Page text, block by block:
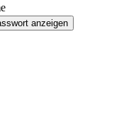
anzeigen